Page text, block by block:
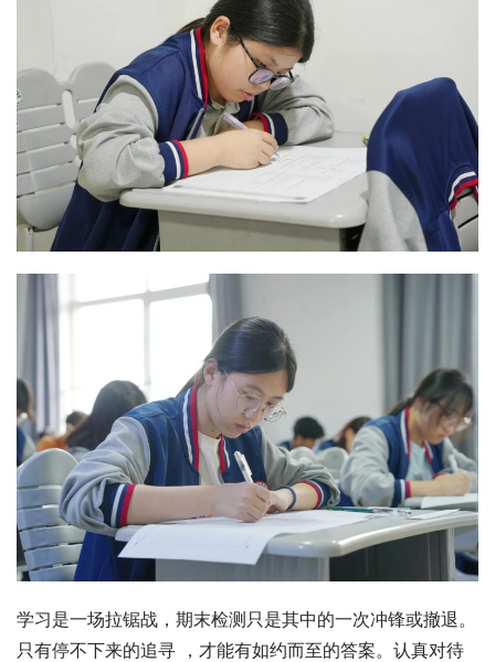
学习是一场拉锯战，期末检测只是其中的一次冲锋或撤退。
只有停不下来的追寻 ，才能有如约而至的答案。认真对待